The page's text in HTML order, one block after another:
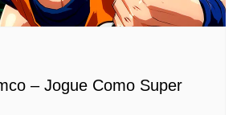
– Jogue Como Super